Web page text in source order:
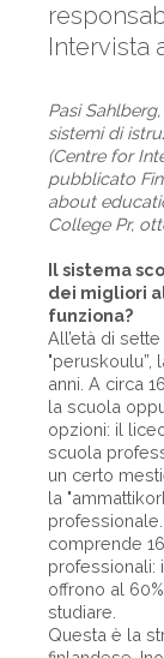
Intervista
Pasi
sistemi di
(Centre for
pubblicato
about
College Pr,
Il sistema
dei migliori
funziona?
All’età di
"peruskoulu”,
anni. A circa
la scuola
opzioni: il
scuola
un certo
la
comprende
professionali:
offrono al
studiare.
Questa è la